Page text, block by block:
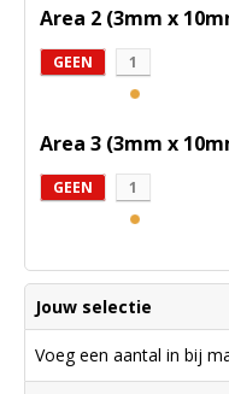
Area 2 (3mm x
GEEN 1
Area 3 (3mm x
GEEN 1
Jouw selectie
Voeg een aantal in bij